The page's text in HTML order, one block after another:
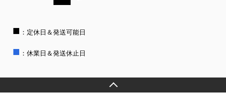
■ ：定休日＆発送可能日
■ ：休業日＆発送休止日